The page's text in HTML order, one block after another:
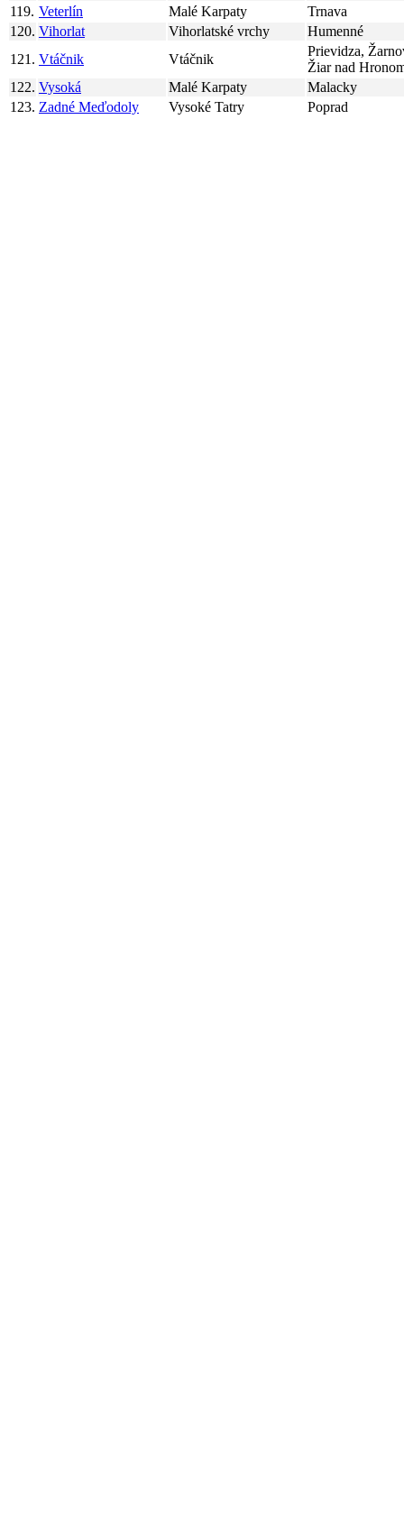
119. Veterlín Malé Karpaty
Trnava
120. Vihorlat Vihorlatské vrchy
Humenné
121. Vtáčnik Vtáčnik
Prievidza,
Žiar nad
122. Vysoká Malé Karpaty
Malacky
123. Zadné Meďodoly Vysoké Tatry Poprad